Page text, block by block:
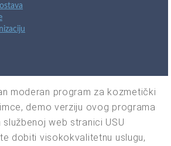
moderan program za kozmetički
demo verziju ovog programa
web stranici USU
dobiti visokokvalitetnu uslugu,